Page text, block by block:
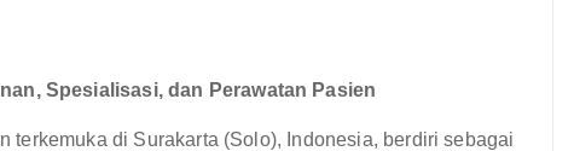
Spesialisasi, dan Perawatan Pasien
terkemuka di Surakarta (Solo), Indonesia, berdiri sebagai